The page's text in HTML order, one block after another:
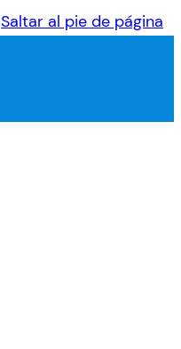
Saltar al pie de página